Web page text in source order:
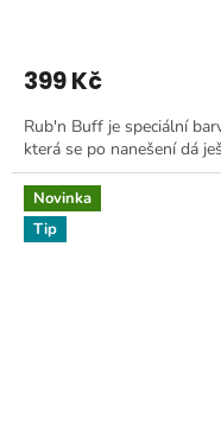
399 Kč
Rub'n Buff je speciální
která se po nanešení dá
Novinka
Tip